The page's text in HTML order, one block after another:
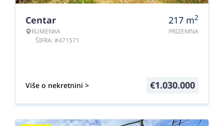
Centar
RUMENKA
ŠIFRA: #471571
217 m2
PRIZEMNA
Više o nekretnini > €1.030.000